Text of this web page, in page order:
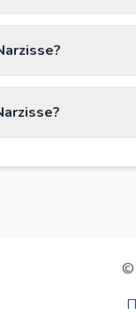
- Narzissen.
©